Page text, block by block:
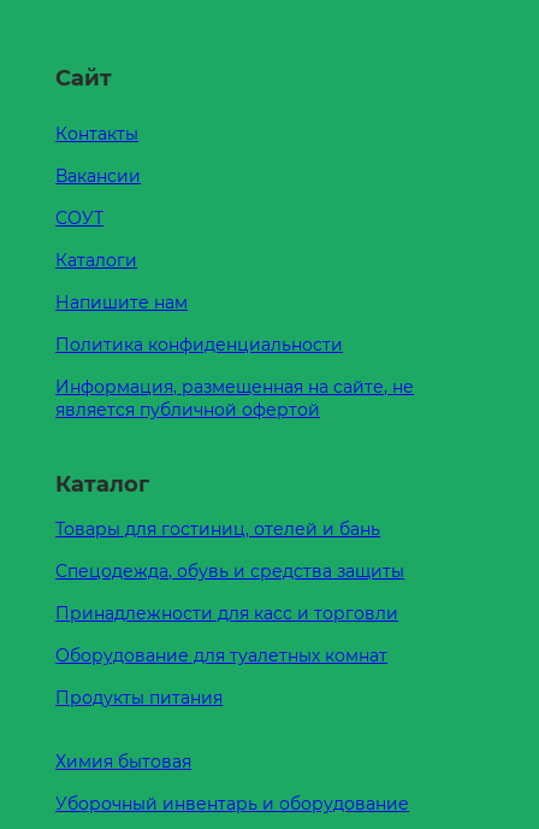
Сайт
Контакты
Вакансии
СОУТ
Каталоги
Напишите нам
Политика конфиденциальности
Информация, размещенная на сайте, не
является публичной офертой
Каталог
Товары для гостиниц, отелей и бань
Спецодежда, обувь и средства защиты
Принадлежности для касс и торговли
Оборудование для туалетных комнат
Продукты питания
Химия бытовая
Уборочный инвентарь и оборудование